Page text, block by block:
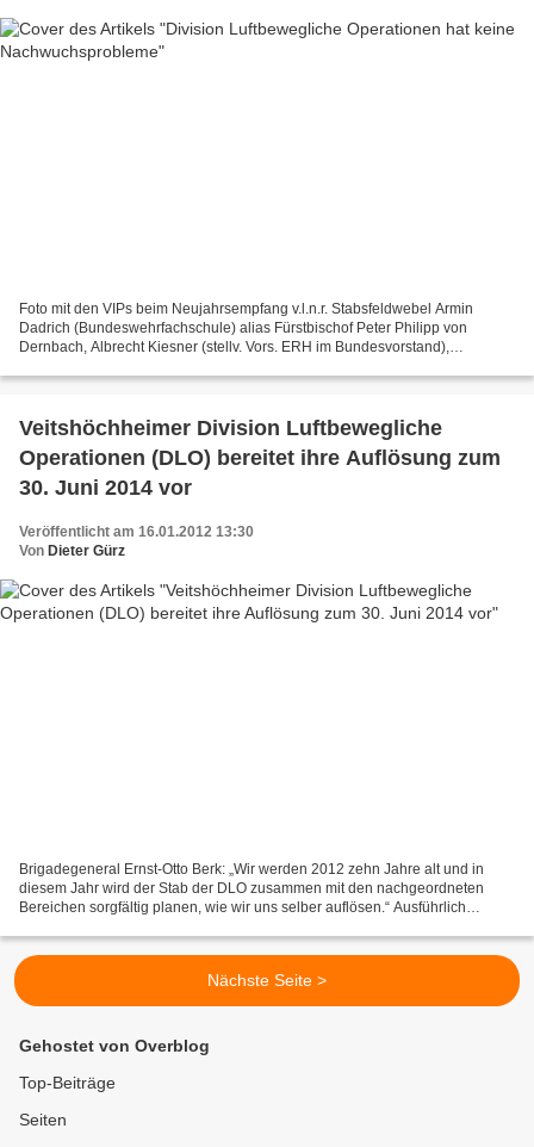
Foto mit den VIPs beim Neujahrsempfang v.l.n.r. Stabsfeldwebel Armin
Dadrich (Bundeswehrfachschule) alias Fürstbischof Peter Philipp von
Dernbach, Albrecht Kiesner (stellv. Vors. ERH im Bundesvorstand),
Veitshöchheimer Division Luftbewegliche
Operationen (DLO) bereitet ihre Auflösung zum
30. Juni 2014 vor
Veröffentlicht am 16.01.2012 13:30
Von Dieter Gürz
Brigadegeneral Ernst-Otto Berk: „Wir werden 2012 zehn Jahre alt und in
diesem Jahr wird der Stab der DLO zusammen mit den nachgeordneten
Bereichen sorgfältig planen, wie wir uns selber auflösen.“ Ausführlich
Nächste Seite >
Gehostet von Overblog
Top-Beiträge
Seiten